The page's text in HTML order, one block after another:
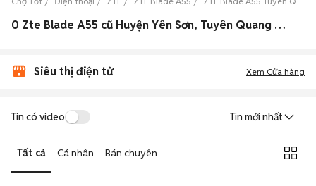
0 Zte Blade A55 cũ Huyện Yên Sơn, Tuyên Quang đẹp
Siêu thị điện tử Xem Cửa hàng
Tin có video Tin mới nhất
Tất cả Cá nhân Bán chuyên